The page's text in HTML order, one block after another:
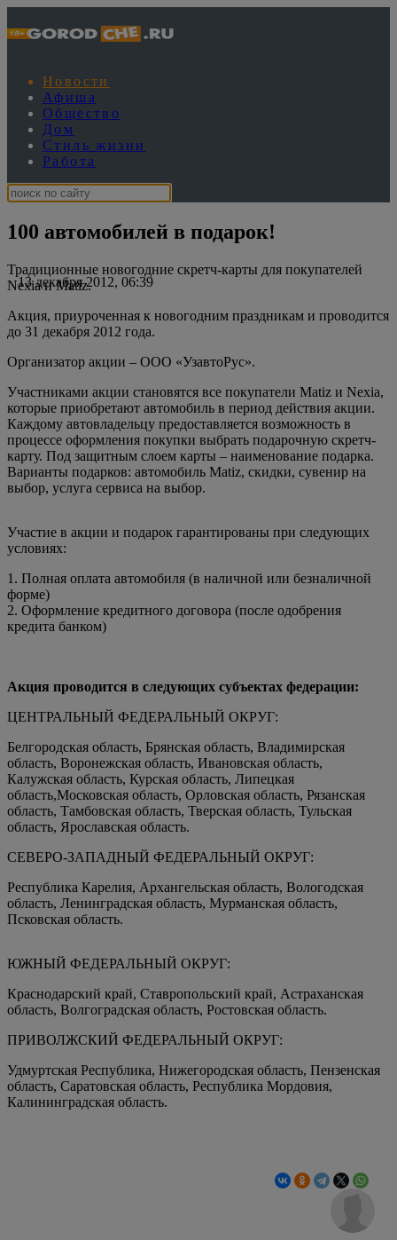
Новости
Афиша
Общество
Дом
Стиль жизни
Работа
100 автомобилей в подарок!
13 декабря 2012, 06:39
Традиционные новогодние скретч-карты для покупателей
Nexia и Matiz.
Акция, приуроченная к новогодним праздникам и проводится
до 31 декабря 2012 года.
Организатор акции – ООО «УзавтоРус».
Участниками акции становятся все покупатели Matiz и Nexia,
которые приобретают автомобиль в период действия акции.
Каждому автовладельцу предоставляется возможность в
процессе оформления покупки выбрать подарочную скретч-
карту. Под защитным слоем карты – наименование подарка.
Варианты подарков: автомобиль Matiz, скидки, сувенир на
выбор, услуга сервиса на выбор.
Участие в акции и подарок гарантированы при следующих
условиях:
1. Полная оплата автомобиля (в наличной или безналичной
форме)
2. Оформление кредитного договора (после одобрения
кредита банком)
Акция проводится в следующих субъектах федерации:
ЦЕНТРАЛЬНЫЙ ФЕДЕРАЛЬНЫЙ ОКРУГ:
Белгородская область, Брянская область, Владимирская
область, Воронежская область, Ивановская область,
Калужская область, Курская область, Липецкая
область,Московская область, Орловская область, Рязанская
область, Тамбовская область, Тверская область, Тульская
область, Ярославская область.
СЕВЕРО-ЗАПАДНЫЙ ФЕДЕРАЛЬНЫЙ ОКРУГ:
Республика Карелия, Архангельская область, Вологодская
область, Ленинградская область, Мурманская область,
Псковская область.
ЮЖНЫЙ ФЕДЕРАЛЬНЫЙ ОКРУГ:
Краснодарский край, Ставропольский край, Астраханская
область, Волгоградская область, Ростовская область.
ПРИВОЛЖСКИЙ ФЕДЕРАЛЬНЫЙ ОКРУГ:
Удмуртская Республика, Нижегородская область, Пензенская
область, Саратовская область, Республика Мордовия,
Калининградская область.